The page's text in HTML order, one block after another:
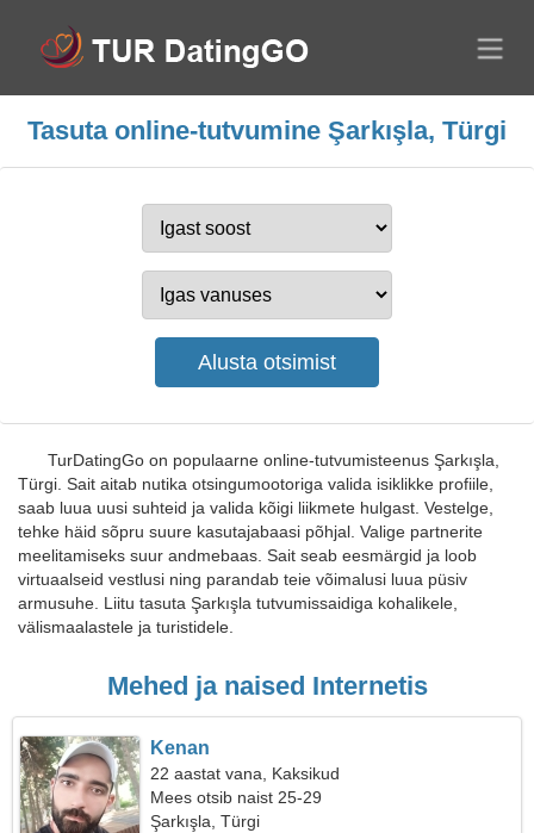
Tasuta online-tutvumine Şarkışla, Türgi
TurDatingGo on populaarne online-tutvumisteenus Şarkışla,
Türgi. Sait aitab nutika otsingumootoriga valida isiklikke profiile,
saab luua uusi suhteid ja valida kõigi liikmete hulgast. Vestelge,
tehke häid sõpru suure kasutajabaasi põhjal. Valige partnerite
meelitamiseks suur andmebaas. Sait seab eesmärgid ja loob
virtuaalseid vestlusi ning parandab teie võimalusi luua püsiv
armusuhe. Liitu tasuta Şarkışla tutvumissaidiga kohalikele,
välismaalastele ja turistidele.
Mehed ja naised Internetis
Kenan
22 aastat vana, Kaksikud
Mees otsib naist 25-29
Şarkışla, Türgi